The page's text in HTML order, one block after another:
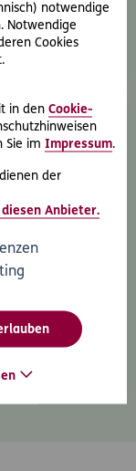
notwendige
Notwendige
Cookies
in den Cookie-
Sie im Impressum.
der
Anbieter.
werden
mehr